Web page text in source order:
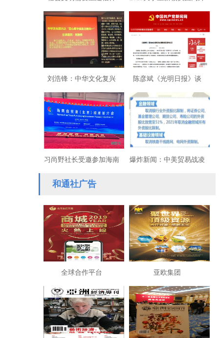
持证记者身份的决议
刘浩锋：中华文化复兴
——破解宇宙真理的数学
形式
陈彦斌《光明日报》谈
《道德经与宏观治理》非
常及时
习尚野社长受邀参加海南
自贸港北京招商推介会
爆炸新闻：中美贸易战凌
国银行业
和通社广告
全球合作平台 亚欧集团